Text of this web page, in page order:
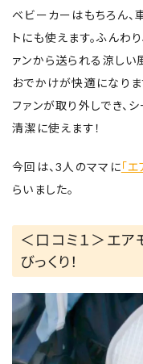
ベビーカーはもちろん、
トにも使えます。ふんわ
ァンから送られる涼しい
おでかけが快適になりま
ファンが取り外しでき、
清潔に使えます！
今回は、3人のママに「
らいました。
＜口コミ１＞エ
びっくり！